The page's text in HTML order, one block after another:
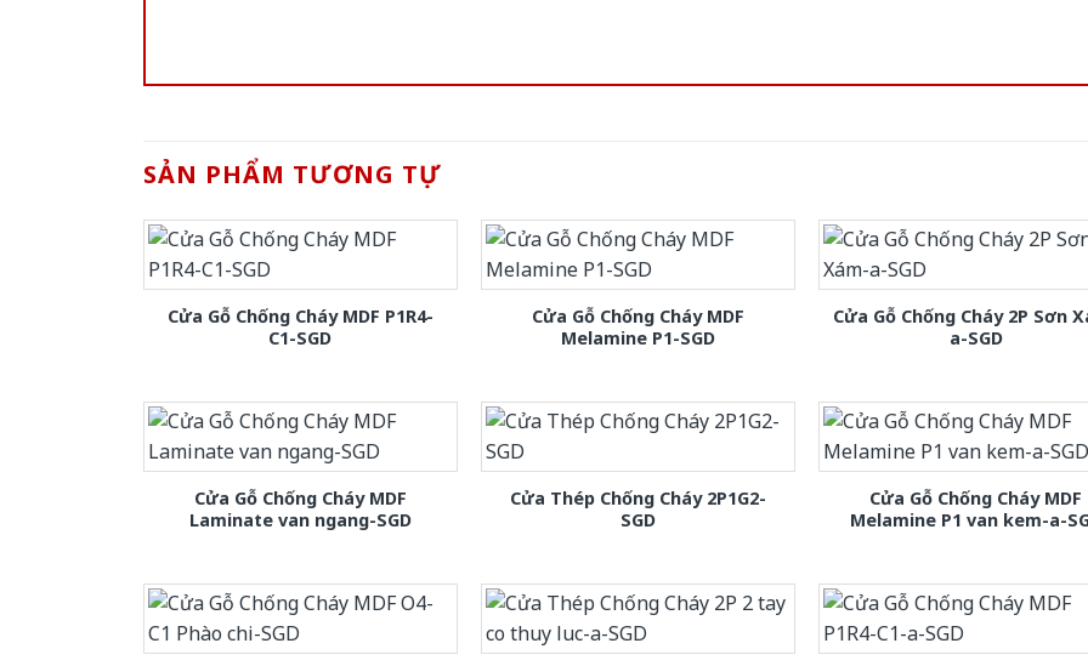
SẢN PHẨM TƯƠNG TỰ
Cửa Gỗ Chống Cháy MDF P1R4-
C1-SGD
Cửa Gỗ Chống Cháy MDF
Melamine P1-SGD
Cửa Gỗ Chống Cháy 2P Sơn
a-SGD
Cửa Gỗ Chống Cháy MDF
Laminate van ngang-SGD
Cửa Thép Chống Cháy 2P1G2-
SGD
Cửa Gỗ Chống Cháy MDF
Melamine P1 van kem-a-